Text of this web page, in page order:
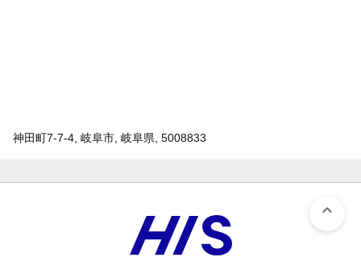
神田町7-7-4, 岐阜市, 岐阜県, 5008833